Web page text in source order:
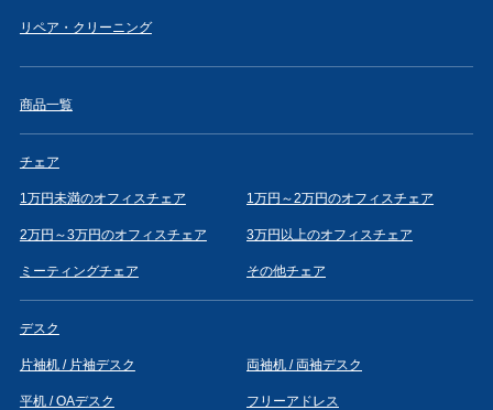
リペア・クリーニング
商品一覧
チェア
1万円未満のオフィスチェア 1万円～2万円のオフィスチェア
2万円～3万円のオフィスチェア 3万円以上のオフィスチェア
ミーティングチェア その他チェア
デスク
片袖机 / 片袖デスク 両袖机 / 両袖デスク
平机 / OAデスク フリーアドレス